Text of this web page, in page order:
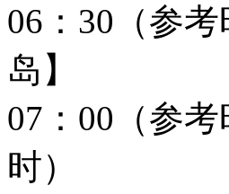
06：30（参
岛】
07：00（参
时）